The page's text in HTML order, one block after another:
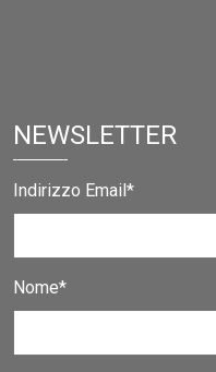
NEWSLETTER
Indirizzo Email*
Nome*